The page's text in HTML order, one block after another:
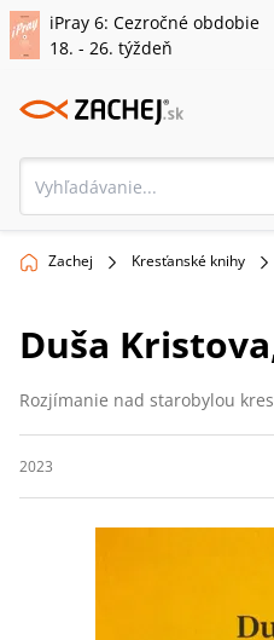
iPray 6: Cezročné obdobie
18. - 26. týždeň
Zachej Kresťanské knihy
Duša
Rozjímanie nad starobylou
2023